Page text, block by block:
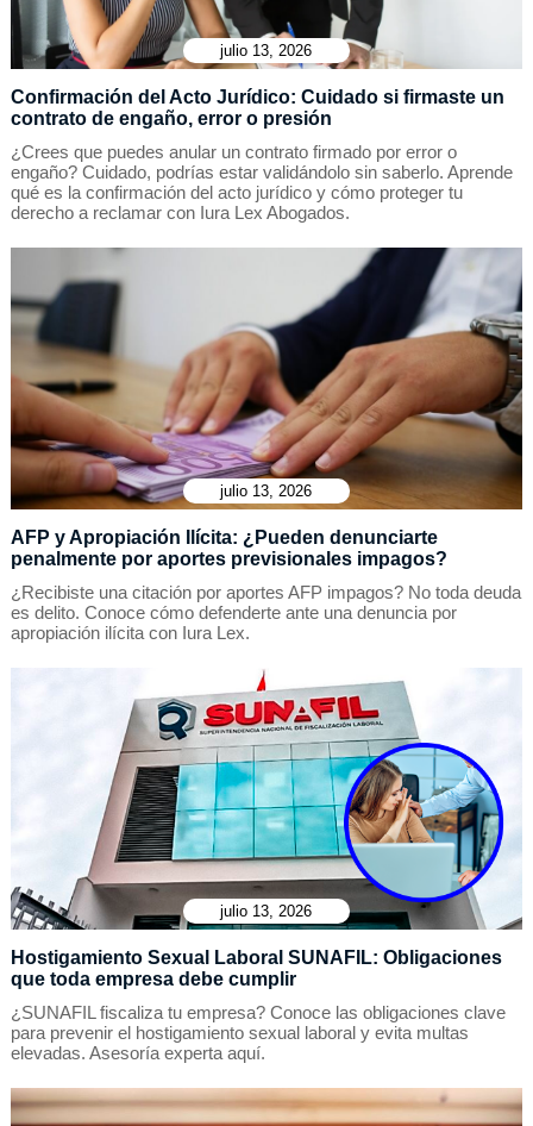
julio 13, 2026
Confirmación del Acto Jurídico: Cuidado si firmaste un
contrato de engaño, error o presión
¿Crees que puedes anular un contrato firmado por error o
engaño? Cuidado, podrías estar validándolo sin saberlo. Aprende
qué es la confirmación del acto jurídico y cómo proteger tu
derecho a reclamar con Iura Lex Abogados.
julio 13, 2026
AFP y Apropiación Ilícita: ¿Pueden denunciarte
penalmente por aportes previsionales impagos?
¿Recibiste una citación por aportes AFP impagos? No toda deuda
es delito. Conoce cómo defenderte ante una denuncia por
apropiación ilícita con Iura Lex.
julio 13, 2026
Hostigamiento Sexual Laboral SUNAFIL: Obligaciones
que toda empresa debe cumplir
¿SUNAFIL fiscaliza tu empresa? Conoce las obligaciones clave
para prevenir el hostigamiento sexual laboral y evita multas
elevadas. Asesoría experta aquí.